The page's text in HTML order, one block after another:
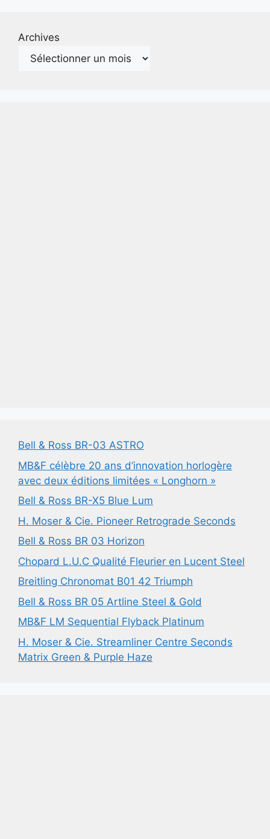
Archives
Bell & Ross BR-03 ASTRO
MB&F célèbre 20 ans d’innovation horlogère
avec deux éditions limitées « Longhorn »
Bell & Ross BR-X5 Blue Lum
H. Moser & Cie. Pioneer Retrograde Seconds
Bell & Ross BR 03 Horizon
Chopard L.U.C Qualité Fleurier en Lucent Steel
Breitling Chronomat B01 42 Triumph
Bell & Ross BR 05 Artline Steel & Gold
MB&F LM Sequential Flyback Platinum
H. Moser & Cie. Streamliner Centre Seconds
Matrix Green & Purple Haze